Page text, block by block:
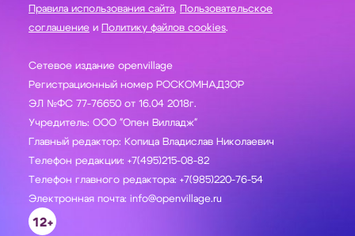
Правила использования сайта, Пользовательское
соглашение и Политику файлов cookies.
Сетевое издание openvillage
Регистрационный номер РОСКОМНАДЗОР
ЭЛ №ФС 77-76650 от 16.04 2018г.
Учредитель: ООО "Опен Вилладж"
Главный редактор: Копица Владислав Николаевич
Телефон редакции: +7(495)215-08-82
Телефон главного редактора: +7(985)220-76-54
Электронная почта: info@openvillage.ru
12+